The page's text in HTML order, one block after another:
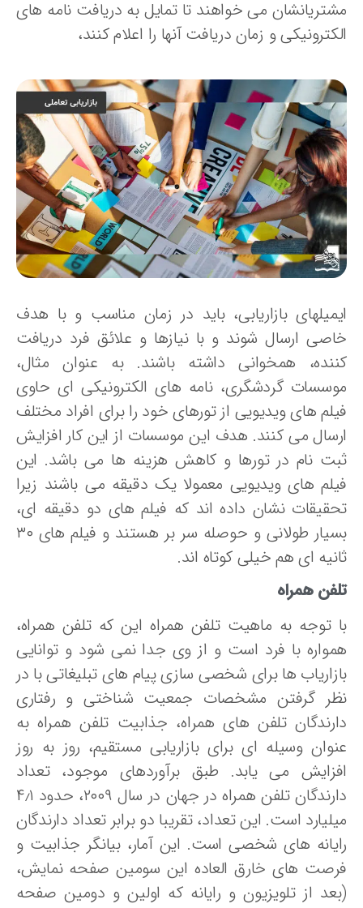
می خواهند تا تمایل به دریافت نامه های
و زمان دریافت آنها را اعلام کنند،
بازاریابی، باید در زمان مناسب و با هدف
ارسال شوند و با نیازها و علائق فرد دریافت
همخوانی داشته باشند. به عنوان مثال،
گردشگری، نامه های الکترونیکی ای حاوی
های ویدیویی از تورهای خود را برای افراد مختلف
می کنند. هدف این موسسات از این کار افزایش
نام در تورها و کاهش هزینه ها می باشد. این
های ویدیویی معمولا یک دقیقه می باشند زیرا
نشان داده اند که فیلم های دو دقیقه ای،
بسیار طولانی و حوصله سر بر هستند و فیلم های ۳۰
ای هم خیلی کوتاه اند.
همراه
توجه به ماهیت تلفن همراه این که تلفن همراه،
با فرد است و از وی جدا نمی شود و توانایی
ها برای شخصی سازی پیام های تبلیغاتی با در
گرفتن مشخصات جمعیت شناختی و رفتاری
تلفن های همراه، جذابیت تلفن همراه به
وسیله ای برای بازاریابی مستقیم، روز به روز
می یابد. طبق برآوردهای موجود، تعداد
دارندگان تلفن همراه در جهان در سال ۲۰۰۹، حدود ۴٫۱
است. این تعداد، تقریبا دو برابر تعداد دارندگان
های شخصی است. این آمار، بیانگر جذابیت و
های خارق العاده این سومین صفحه نمایش،
از تلویزیون و رایانه که اولین و دومین صفحه